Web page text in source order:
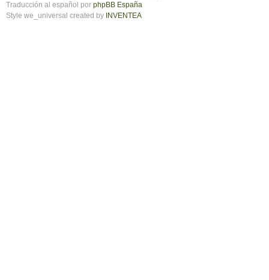
Traducción al español por phpBB España
Style we_universal created by INVENTEA